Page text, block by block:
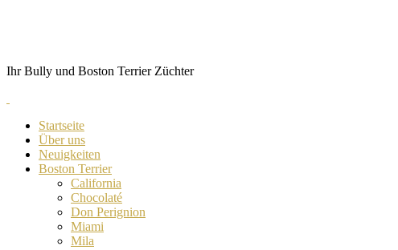
Ihr Bully und Boston Terrier Züchter
Startseite
Über uns
Neuigkeiten
Boston Terrier
California
Chocolaté
Don Perignion
Miami
Mila